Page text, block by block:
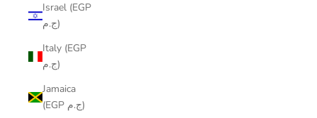
Israel (EGP
ج.م)
Italy (EGP
ج.م)
Jamaica
(EGP ج.م)